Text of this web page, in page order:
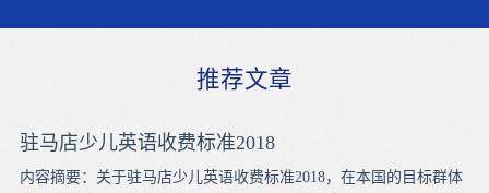
推荐文章
驻马店少儿英语收费标准2018
内容摘要：关于驻马店少儿英语收费标准2018，在本国的目标群体